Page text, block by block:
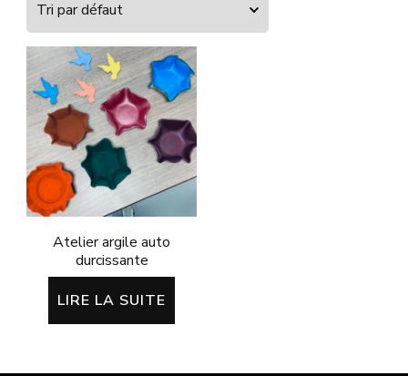
Atelier argile auto
durcissante
LIRE LA SUITE